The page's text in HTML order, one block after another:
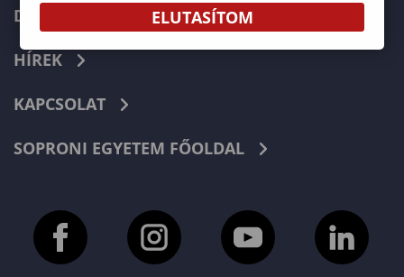
DOKUMENTUMOK
HÍREK
KAPCSOLAT
SOPRONI EGYETEM FŐOLDAL
ELUTASÍTOM